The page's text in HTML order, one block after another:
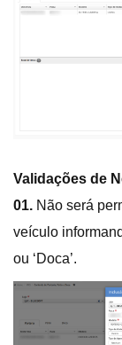
Validações de
01. Não será
veículo
ou ‘Doca’.